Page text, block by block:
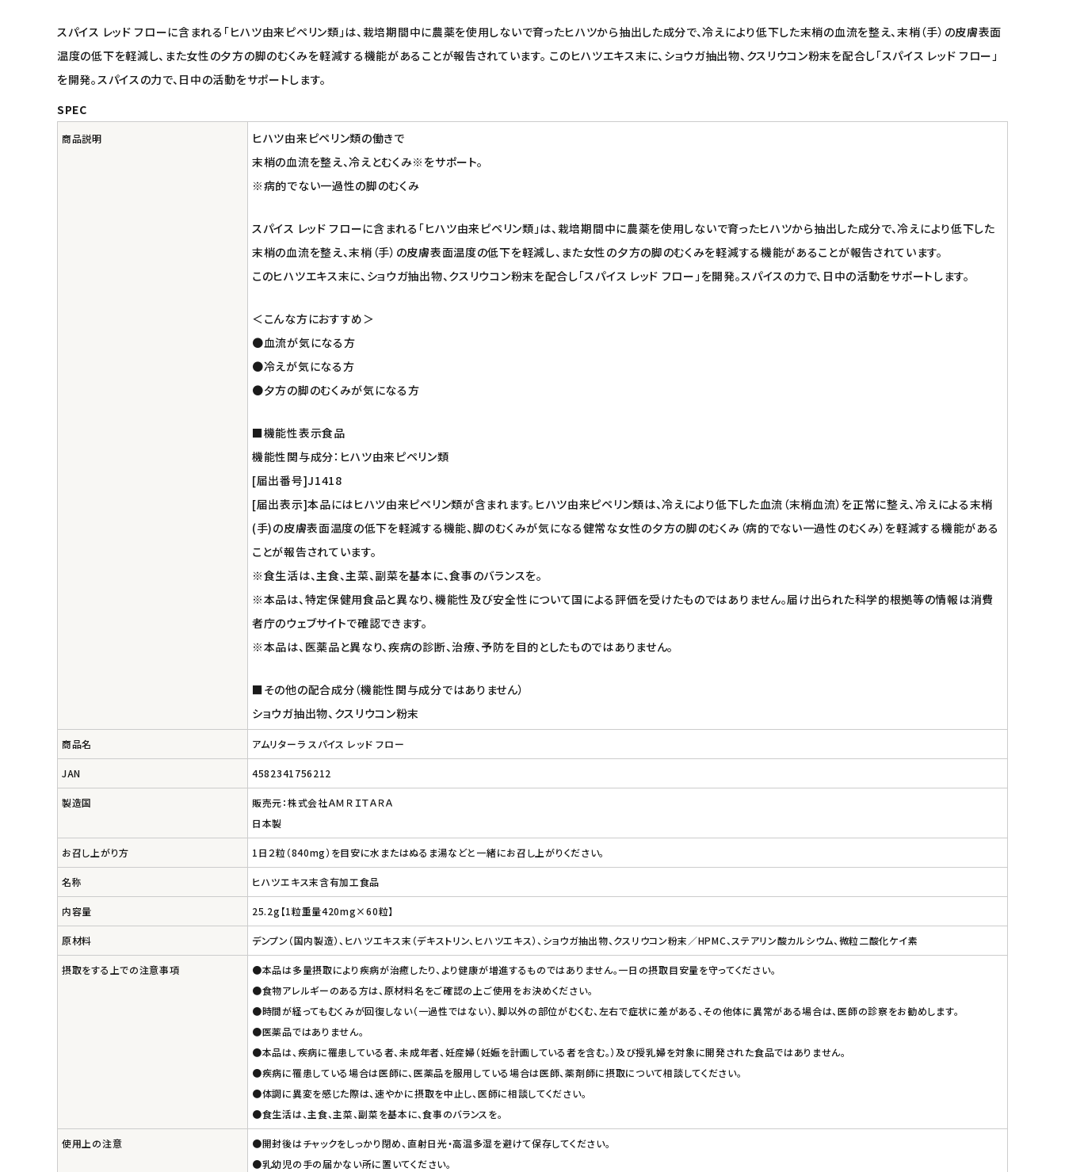
キッチン用品
スパイス レッド フローに含まれる「ヒハツ由来ピペリン類」は、栽培期間中に農薬を使用しないで育ったヒハツから抽出した成分で、冷えにより低下した末梢の血流を整え、末梢（手）の皮膚表面
温度の低下を軽減し、また女性の夕方の脚のむくみを軽減する機能があることが報告されています。 このヒハツエキス末に、ショウガ抽出物、クスリウコン粉末を配合し「スパイス レッド フロー」
を開発。スパイスの力で、日中の活動をサポートします。
SPEC
商品説明
ヒハツ由来ピペリン類の働きで
末梢の血流を整え、冷えとむくみ※をサポート。
※病的でない一過性の脚のむくみ
スパイス レッド フローに含まれる「ヒハツ由来ピペリン類」は、栽培期間中に農薬を使用しないで育ったヒハツから抽出した成分で、冷えにより低下した
末梢の血流を整え、末梢（手）の皮膚表面温度の低下を軽減し、また女性の夕方の脚のむくみを軽減する機能があることが報告されています。
このヒハツエキス末に、ショウガ抽出物、クスリウコン粉末を配合し「スパイス レッド フロー」を開発。スパイスの力で、日中の活動をサポートします。
＜こんな方におすすめ＞
●血流が気になる方
●冷えが気になる方
●夕方の脚のむくみが気になる方
■機能性表示食品
機能性関与成分：ヒハツ由来ピペリン類
[届出番号]J1418
[届出表示]本品にはヒハツ由来ピペリン類が含まれます。ヒハツ由来ピペリン類は、冷えにより低下した血流（末梢血流）を正常に整え、冷えによる末梢
(手)の皮膚表面温度の低下を軽減する機能、脚のむくみが気になる健常な女性の夕方の脚のむくみ（病的でない一過性のむくみ）を軽減する機能がある
ことが報告されています。
※食生活は、主食、主菜、副菜を基本に、食事のバランスを。
※本品は、特定保健用食品と異なり、機能性及び安全性について国による評価を受けたものではありません。届け出られた科学的根拠等の情報は消費
者庁のウェブサイトで確認できます。
※本品は、医薬品と異なり、疾病の診断、治療、予防を目的としたものではありません。
■その他の配合成分（機能性関与成分ではありません）
ショウガ抽出物、クスリウコン粉末
商品名 アムリターラ スパイス レッド フロー
JAN 4582341756212
製造国
販売元：株式会社ＡＭＲＩＴＡＲＡ
日本製
お召し上がり方 1日２粒（840mg）を目安に水またはぬるま湯などと一緒にお召し上がりください。
名称 ヒハツエキス末含有加工食品
内容量 25.2g【1粒重量420mg×60粒】
原材料 デンプン（国内製造）、ヒハツエキス末（デキストリン、ヒハツエキス）、ショウガ抽出物、クスリウコン粉末／HPMC、ステアリン酸カルシウム、微粒二酸化ケイ素
摂取をする上での注意事項
●本品は多量摂取により疾病が治癒したり、より健康が増進するものではありません。一日の摂取目安量を守ってください。
●食物アレルギーのある方は、原材料名をご確認の上ご使用をお決めください。
●時間が経ってもむくみが回復しない（一過性ではない）、脚以外の部位がむくむ、左右で症状に差がある、その他体に異常がある場合は、医師の診察をお勧めします。
●医薬品ではありません。
●本品は、疾病に罹患している者、未成年者、妊産婦（妊娠を計画している者を含む。）及び授乳婦を対象に開発された食品ではありません。
●疾病に罹患している場合は医師に、医薬品を服用している場合は医師、薬剤師に摂取について相談してください。
●体調に異変を感じた際は、速やかに摂取を中止し、医師に相談してください。
●食生活は、主食、主菜、副菜を基本に、食事のバランスを。
使用上の注意
●開封後はチャックをしっかり閉め、直射日光・高温多湿を避けて保存してください。
●乳幼児の手の届かない所に置いてください。